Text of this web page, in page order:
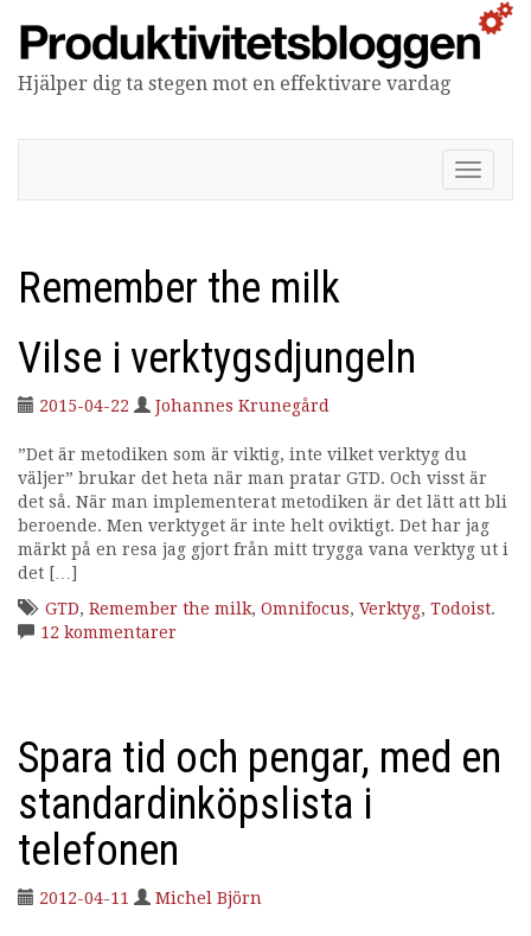
Hjälper dig ta stegen mot en effektivare vardag
V
i
g
e
r
i
g
Remember the milk
Vilse i verktygsdjungeln
2015-04-22 Johannes Krunegård
”Det är metodiken som är viktig, inte vilket verktyg du
väljer” brukar det heta när man pratar GTD. Och visst är
det så. När man implementerat metodiken är det lätt att bli
beroende. Men verktyget är inte helt oviktigt. Det har jag
märkt på en resa jag gjort från mitt trygga vana verktyg ut i
det […]
GTD, Remember the milk, Omnifocus, Verktyg, Todoist.
12 kommentarer
Spara tid och pengar, med en
standardinköpslista i
telefonen
2012-04-11 Michel Björn